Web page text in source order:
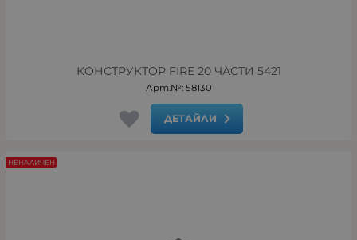
КОНСТРУКТОР FIRE 20 ЧАСТИ 5421
Арт.№: 58130
ДЕТАЙЛИ
НЕНАЛИЧЕН